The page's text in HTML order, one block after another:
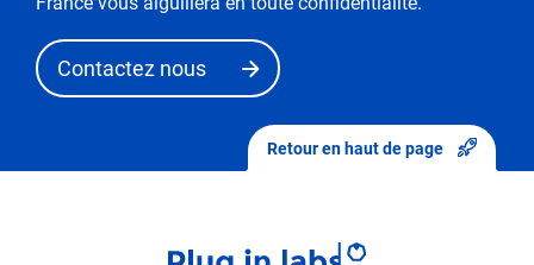
«
demande
».
Contactez nous
Retour en haut de page